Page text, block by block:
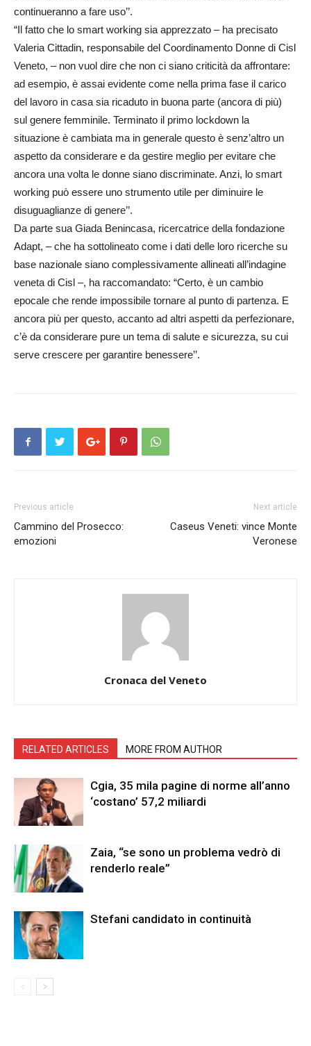
continueranno a fare uso’’.
“Il fatto che lo smart working sia apprezzato – ha precisato
Valeria Cittadin, responsabile del Coordinamento Donne di Cisl
Veneto, – non vuol dire che non ci siano criticità da affrontare:
ad esempio, è assai evidente come nella prima fase il carico
del lavoro in casa sia ricaduto in buona parte (ancora di più)
sul genere femminile. Terminato il primo lockdown la
situazione è cambiata ma in generale questo è senz’altro un
aspetto da considerare e da gestire meglio per evitare che
ancora una volta le donne siano discriminate. Anzi, lo smart
working può essere uno strumento utile per diminuire le
disuguaglianze di genere’’.
Da parte sua Giada Benincasa, ricercatrice della fondazione
Adapt, – che ha sottolineato come i dati delle loro ricerche su
base nazionale siano complessivamente allineati all’indagine
veneta di Cisl –, ha raccomandato: “Certo, è un cambio
epocale che rende impossibile tornare al punto di partenza. E
ancora più per questo, accanto ad altri aspetti da perfezionare,
c’è da considerare pure un tema di salute e sicurezza, su cui
serve crescere per garantire benessere’’.
Previous article
Cammino del Prosecco:
emozioni
Next article
Caseus Veneti: vince Monte
Veronese
Cronaca del Veneto
RELATED ARTICLES MORE FROM AUTHOR
Cgia, 35 mila pagine di norme all’anno
‘costano’ 57,2 miliardi
Zaia, “se sono un problema vedrò di
renderlo reale”
Stefani candidato in continuità